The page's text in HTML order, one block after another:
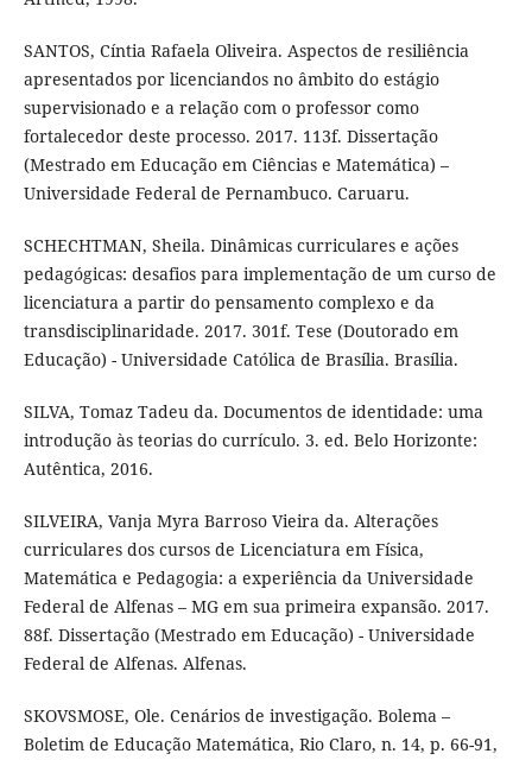
SANTOS, Cíntia Rafaela Oliveira. Aspectos de resiliência
apresentados por licenciandos no âmbito do estágio
supervisionado e a relação com o professor como
fortalecedor deste processo. 2017. 113f. Dissertação
(Mestrado em Educação em Ciências e Matemática) –
Universidade Federal de Pernambuco. Caruaru.
SCHECHTMAN, Sheila. Dinâmicas curriculares e ações
pedagógicas: desafios para implementação de um curso de
licenciatura a partir do pensamento complexo e da
transdisciplinaridade. 2017. 301f. Tese (Doutorado em
Educação) - Universidade Católica de Brasília. Brasília.
SILVA, Tomaz Tadeu da. Documentos de identidade: uma
introdução às teorias do currículo. 3. ed. Belo Horizonte:
Autêntica, 2016.
SILVEIRA, Vanja Myra Barroso Vieira da. Alterações
curriculares dos cursos de Licenciatura em Física,
Matemática e Pedagogia: a experiência da Universidade
Federal de Alfenas – MG em sua primeira expansão. 2017.
88f. Dissertação (Mestrado em Educação) - Universidade
Federal de Alfenas. Alfenas.
SKOVSMOSE, Ole. Cenários de investigação. Bolema –
Boletim de Educação Matemática, Rio Claro, n. 14, p. 66-91,